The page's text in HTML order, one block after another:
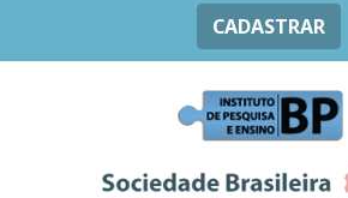
CADASTRAR